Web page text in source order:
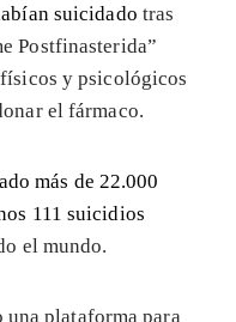
suicidado tras
Postfinasterida”
y psicológicos
el fármaco.
más de 22.000
111 suicidios
el mundo.
una plataforma para